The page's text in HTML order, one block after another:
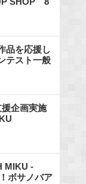
品を応援し
テスト一般
援企画実施
MIKU -
ボサノバア